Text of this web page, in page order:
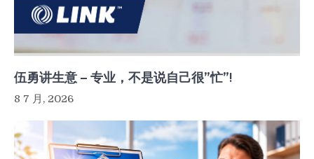
伍勇讲生意 – 专业，不是说自己很”忙”!
8 7 月, 2026